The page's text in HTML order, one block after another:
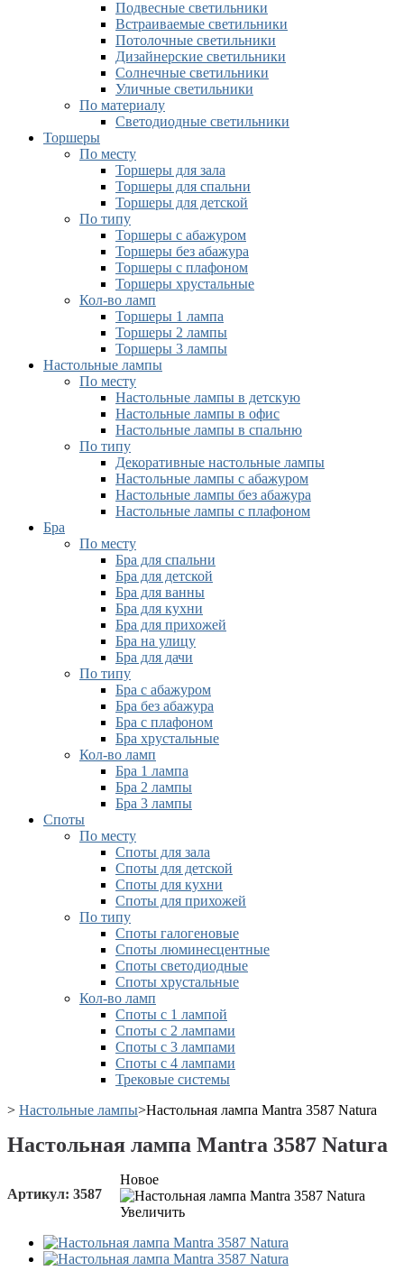
Подвесные светильники
Встраиваемые светильники
Потолочные светильники
Дизайнерские светильники
Солнечные светильники
Уличные светильники
По материалу
Светодиодные светильники
Торшеры
По месту
Торшеры для зала
Торшеры для спальни
Торшеры для детской
По типу
Торшеры с абажуром
Торшеры без абажура
Торшеры с плафоном
Торшеры хрустальные
Кол-во ламп
Торшеры 1 лампа
Торшеры 2 лампы
Торшеры 3 лампы
Настольные лампы
По месту
Настольные лампы в детскую
Настольные лампы в офис
Настольные лампы в спальню
По типу
Декоративные настольные лампы
Настольные лампы с абажуром
Настольные лампы без абажура
Настольные лампы с плафоном
Бра
По месту
Бра для спальни
Бра для детской
Бра для ванны
Бра для кухни
Бра для прихожей
Бра на улицу
Бра для дачи
По типу
Бра с абажуром
Бра без абажура
Бра с плафоном
Бра хрустальные
Кол-во ламп
Бра 1 лампа
Бра 2 лампы
Бра 3 лампы
Споты
По месту
Споты для зала
Споты для детской
Споты для кухни
Споты для прихожей
По типу
Споты галогеновые
Споты люминесцентные
Споты светодиодные
Споты хрустальные
Кол-во ламп
Споты с 1 лампой
Споты с 2 лампами
Споты с 3 лампами
Споты с 4 лампами
Трековые системы
> Настольные лампы>Настольная лампа Mantra 3587 Natura
Настольная лампа Mantra 3587 Natura
Артикул: 3587
Новое
Увеличить